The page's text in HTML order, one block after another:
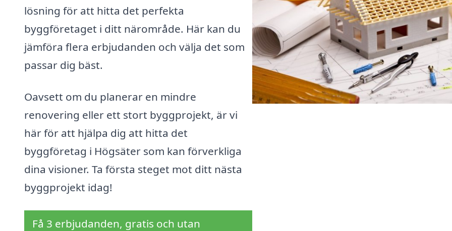
lösning för att hitta det perfekta
byggföretaget i ditt närområde. Här kan du
jämföra flera erbjudanden och välja det som
passar dig bäst.
Oavsett om du planerar en mindre
renovering eller ett stort byggprojekt, är vi
här för att hjälpa dig att hitta det
byggföretag i Högsäter som kan förverkliga
dina visioner. Ta första steget mot ditt nästa
byggprojekt idag!
Få 3 erbjudanden, gratis och utan